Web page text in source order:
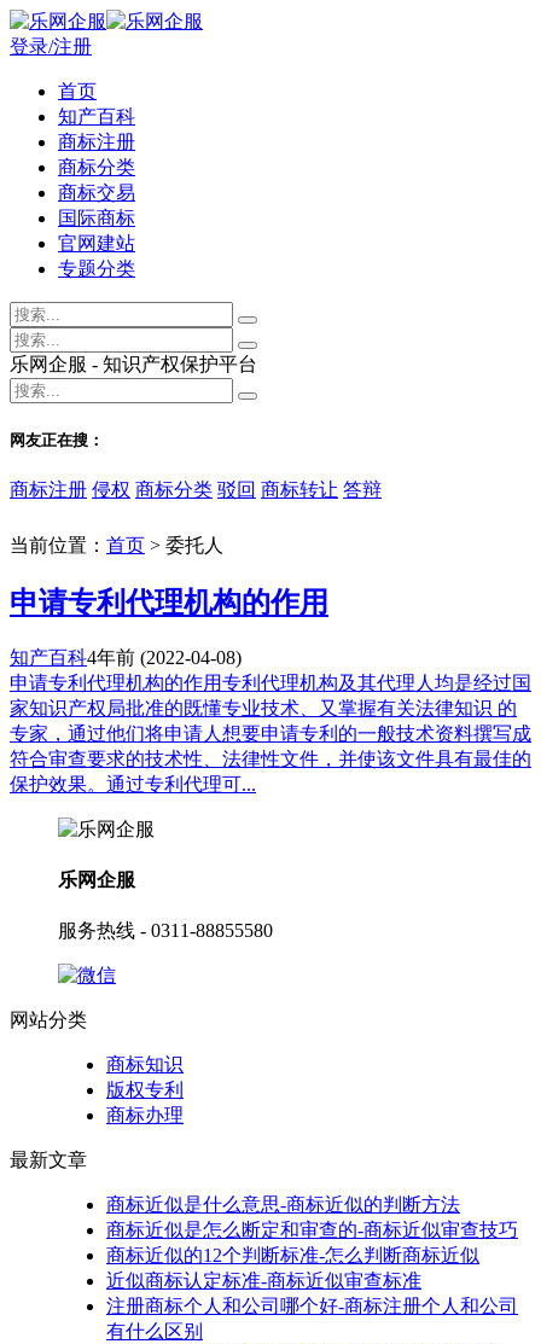
登录/注册
首页
知产百科
商标注册
商标分类
商标交易
国际商标
官网建站
专题分类
乐网企服 - 知识产权保护平台
网友正在搜：
商标注册 侵权 商标分类 驳回 商标转让 答辩
当前位置： 首页 > 委托人
申请专利代理机构的作用
知产百科4年前 (2022-04-08)
申请专利代理机构的作用专利代理机构及其代理人均是经过国
家知识产权局批准的既懂专业技术、又掌握有关法律知识 的
专家，通过他们将申请人想要申请专利的一般技术资料撰写成
符合审查要求的技术性、法律性文件，并使该文件具有最佳的
保护效果。通过专利代理可...
乐网企服
服务热线 - 0311-88855580
网站分类
商标知识
版权专利
商标办理
最新文章
商标近似是什么意思-商标近似的判断方法
商标近似是怎么断定和审查的-商标近似审查技巧
商标近似的12个判断标准-怎么判断商标近似
近似商标认定标准-商标近似审查标准
注册商标个人和公司哪个好-商标注册个人和公司
有什么区别